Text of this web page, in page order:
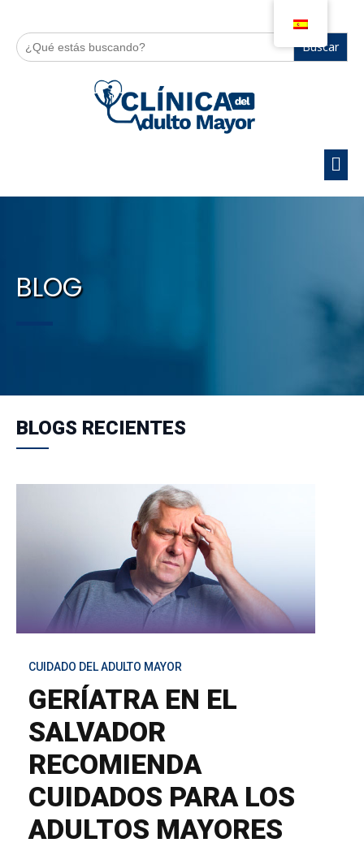
Buscar:
BLOG
BLOGS RECIENTES
CUIDADO DEL ADULTO MAYOR
GERÍATRA EN EL
SALVADOR
RECOMIENDA
CUIDADOS PARA LOS
ADULTOS MAYORES